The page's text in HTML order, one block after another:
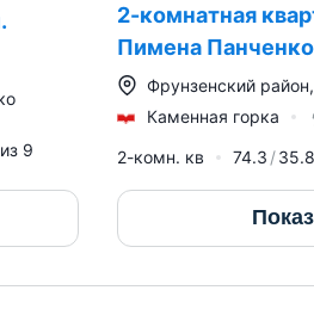
9
2-комнатная
Пимена
Фрунзенский район,
Каменная горка
2-комн. кв 74.3 35.8